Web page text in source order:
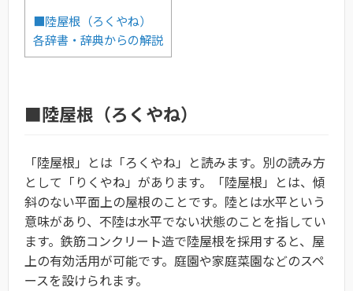
■陸屋根（ろくやね）
各辞書・辞典からの解説
■陸屋根（ろくやね）
「陸屋根」とは「ろくやね」と読みます。別の読み方
として「りくやね」があります。「陸屋根」とは、傾
斜のない平面上の屋根のことです。陸とは水平という
意味があり、不陸は水平でない状態のことを指してい
ます。鉄筋コンクリート造で陸屋根を採用すると、屋
上の有効活用が可能です。庭園や家庭菜園などのスペ
ースを設けられます。